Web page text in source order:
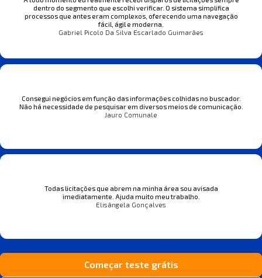
dentro do segmento que escolhi verificar. O sistema simplifica
processos que antes eram complexos, oferecendo uma navegação
fácil, ágil e moderna.
Gabriel Picolo Da Silva Escarlado Guimarães
Consegui negócios em função das informações colhidas no buscador.
Não há necessidade de pesquisar em diversos meios de comunicação.
Jauro Comunale
Todas licitações que abrem na minha área sou avisada
imediatamente. Ajuda muito meu trabalho.
Elisângela Gonçalves
Começar teste grátis